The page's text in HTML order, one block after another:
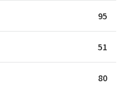
95
51
80